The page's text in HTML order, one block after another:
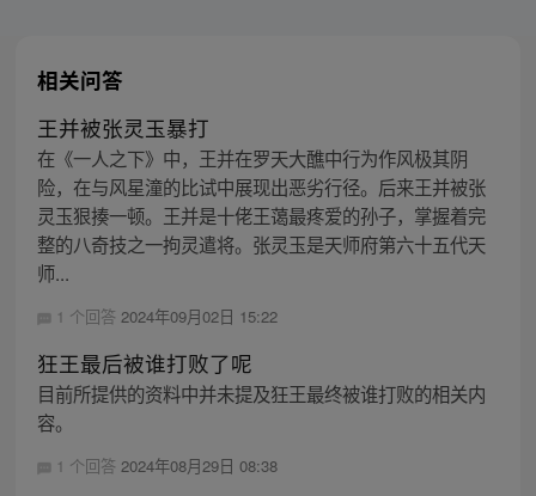
相关问答
王并被张灵玉暴打
在《一人之下》中，王并在罗天大醮中行为作风极其阴
险，在与风星潼的比试中展现出恶劣行径。后来王并被张
灵玉狠揍一顿。王并是十佬王蔼最疼爱的孙子，掌握着完
整的八奇技之一拘灵遣将。张灵玉是天师府第六十五代天
师...
1 个回答 2024年09月02日 15:22
狂王最后被谁打败了呢
目前所提供的资料中并未提及狂王最终被谁打败的相关内
容。
1 个回答 2024年08月29日 08:38